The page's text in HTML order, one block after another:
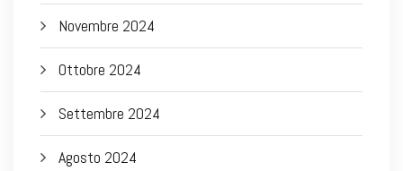
Novembre 2024
Ottobre 2024
Settembre 2024
Agosto 2024